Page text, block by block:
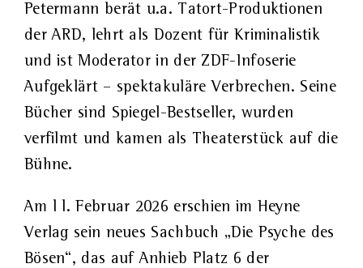
Petermann berät u.a. Tatort-Produktionen
der ARD, lehrt als Dozent für Kriminalistik
und ist Moderator in der ZDF-Infoserie
Aufgeklärt – spektakuläre Verbrechen. Seine
Bücher sind Spiegel-Bestseller, wurden
verfilmt und kamen als Theaterstück auf die
Bühne.
Am l l. Februar 2026 erschien im Heyne
Verlag sein neues Sachbuch „Die Psyche des
Bösen“, das auf Anhieb Platz 6 der